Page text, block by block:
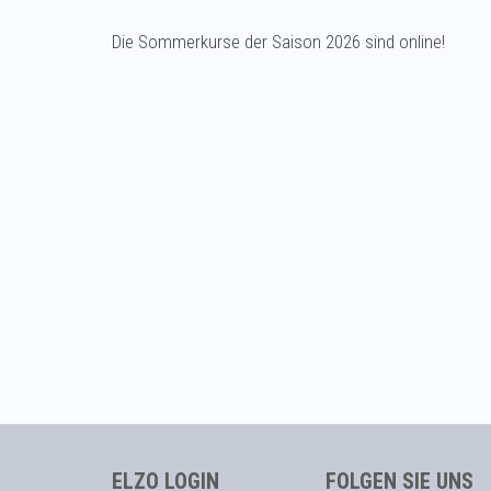
Die Sommerkurse der Saison 2026 sind online!
ELZO LOGIN
FOLGEN SIE UNS